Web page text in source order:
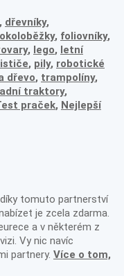
, dřevníky,
, foliovníky,
, lego, letní
, pily, robotické
dřevo, trampolíny,
traktory,
praček, Nejlepší
tomuto partnerství
je zcela zdarma.
a v některém z
Vy nic navíc
partnery. Více o tom,